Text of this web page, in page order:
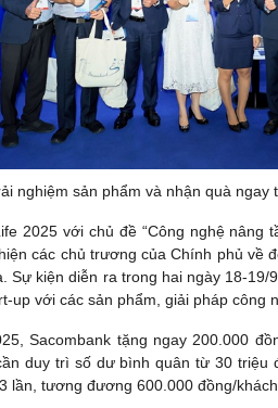
nghiệm sản phẩm và nhận quà
2025 với chủ đề “Công nghệ nâng
các chủ trương của Chính phủ về
Sự kiện diễn ra trong hai ngày 18-
up với các sản phẩm, giải pháp
Sacombank tặng ngay 200.000
duy trì số dư bình quân từ 30 triệu
lần, tương đương 600.000 đồng/